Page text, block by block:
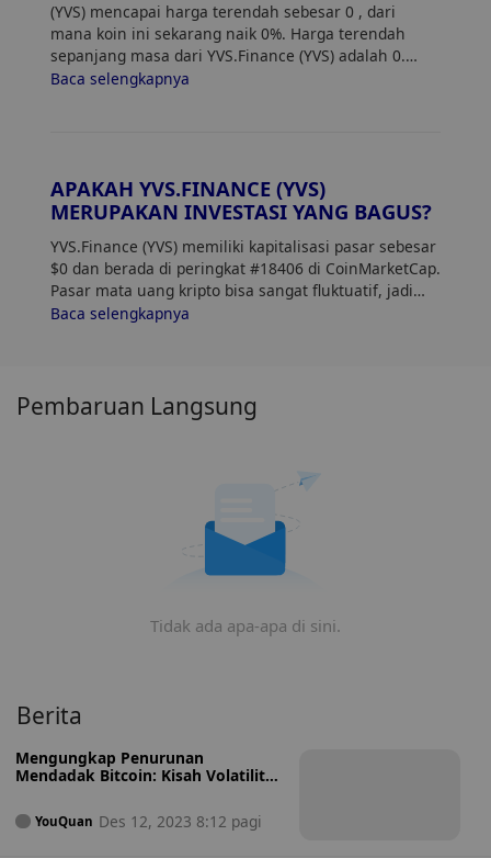
(YVS) mencapai harga terendah sebesar 0 , dari
mana koin ini sekarang naik 0%. Harga terendah
sepanjang masa dari YVS.Finance (YVS) adalah 0.
Harga saat ini dari YVS naik 0% dari harga
Baca selengkapnya
APAKAH YVS.FINANCE (YVS)
MERUPAKAN INVESTASI YANG BAGUS?
YVS.Finance (YVS) memiliki kapitalisasi pasar sebesar
$0 dan berada di peringkat #18406 di CoinMarketCap.
Pasar mata uang kripto bisa sangat fluktuatif, jadi
pastikan untuk melakukan riset sendiri (DYOR) dan
Baca selengkapnya
Pembaruan Langsung
Tidak ada apa-apa di sini.
Berita
Mengungkap Penurunan
Mendadak Bitcoin: Kisah Volatilitas
YouQuan Des 12, 2023 8:12 pagi